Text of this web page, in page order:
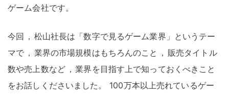
ゲーム会社です。
今回 ， 松山社長は「数字で見るゲーム業界」というテー
マで ， 業界の市場規模はもちろんのこと ， 販売タイトル
数や売上数など ， 業界を目指す上で知っておくべきこと
をお話しくださいました。
100万本以上売れているゲー